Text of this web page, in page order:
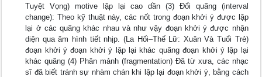
Tuyệt Vọng) motive lặp lại cao dần (3) Đổi quãng (interval
change): Theo kỹ thuật này, các nốt trong đoạn khởi ý được lặp
lại ở các quãng khác nhau và như vậy đoạn khởi ý được nhận
diện qua âm hình tiết nhịp. (La Hối–Thế Lữ: Xuân Và Tuổi Trẻ)
đoạn khởi ý đoạn khởi ý lặp lại khác quãng đoạn khởi ý lặp lại
khác quãng (4) Phân mảnh (fragmentation) Đã từ xưa, các nhạc
sĩ đã biết tránh sự nhàm chán khi lặp lại đoạn khởi ý, bằng cách